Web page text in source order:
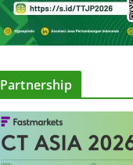
Partnership